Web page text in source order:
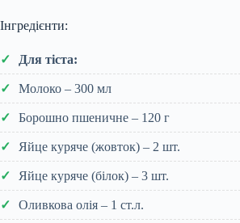
Інгредієнти:
Для тіста:
Молоко – 300 мл
Борошно пшеничне – 120 г
Яйце куряче (жовток) – 2 шт.
Яйце куряче (білок) – 3 шт.
Оливкова олія – 1 ст.л.